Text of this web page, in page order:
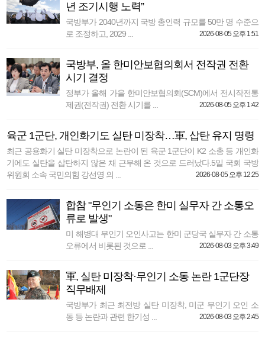
년 조기시행 노력”
국방부가 2040년까지 국방 총인력 규모를 50만 명 수준으
로 조정하고, 2029 ...
2026-08-05 오후 1:51
국방부, 올 한미안보협의회서 전작권 전환
시기 결정
정부가 올해 가을 한미안보협의회(SCM)에서 전시작전통
제권(전작권) 전환 시기를 ...
2026-08-05 오후 1:42
육군 1군단, 개인화기도 실탄 미장착…軍, 삽탄 유지 명령
최근 공용화기 실탄 미장착으로 논란이 된 육군 1군단이 K2 소총 등 개인화
기에도 실탄을 삽탄하지 않은 채 근무해 온 것으로 드러났다.5일 국회 국방
위원회 소속 국민의힘 강선영 의 ...
2026-08-05 오후 12:25
합참 "무인기 소동은 한미 실무자 간 소통오
류로 발생"
미 해병대 무인기 오인사고는 한미 군당국 실무자 간 소통
오류에서 비롯된 것으로 ...
2026-08-03 오후 3:49
軍, 실탄 미장착·무인기 소동 논란 1군단장
직무배제
국방부가 최근 최전방 실탄 미장착, 미군 무인기 오인 소
동 등 논란과 관련 한기성 ...
2026-08-03 오후 2:45